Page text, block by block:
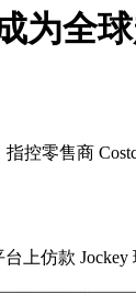
为全
控零售商
上仿款 Jockey